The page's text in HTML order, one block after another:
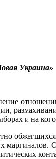
Украина»
и на